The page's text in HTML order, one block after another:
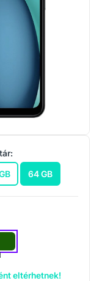
64 GB
eltérhetnek!